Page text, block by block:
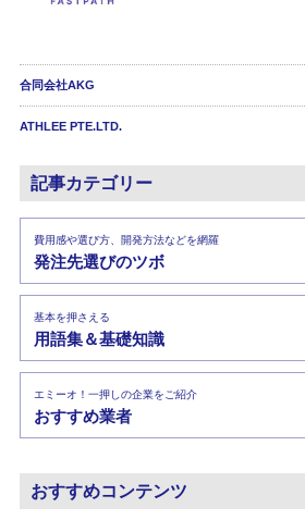
合同会社AKG
ATHLEE PTE.LTD.
記事カテゴリー
費用感や選び方、開発方法などを網羅
発注先選びのツボ
基本を押さえる
用語集＆基礎知識
エミーオ！一押しの企業をご紹介
おすすめ業者
おすすめコンテンツ